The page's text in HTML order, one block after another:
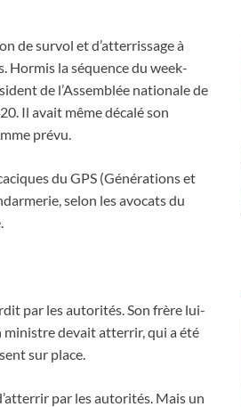
de survol et d’atterrissage à
Hormis la séquence du week-
de l’Assemblée nationale de
Il avait même décalé son
prévu.
du GPS (Générations et
selon les avocats du
par les autorités. Son frère lui-
ministre devait atterrir, qui a été
sur place.
par les autorités. Mais un